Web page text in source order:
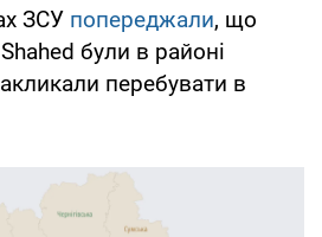
ЗСУ попереджали, що
були в районі
перебувати в